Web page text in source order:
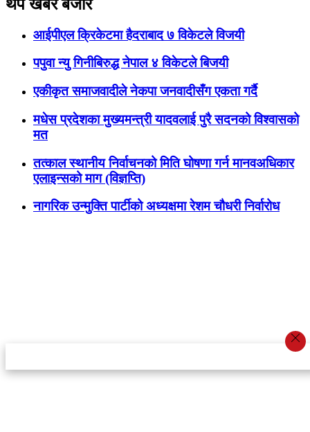
थप खबर बजार
आईपीएल क्रिकेटमा हैदराबाद ७ विकेटले विजयी
पपुवा न्यु गिनीबिरुद्ध नेपाल ४ विकेटले बिजयी
एकीकृत समाजवादीले नेकपा जनवादीसँग एकता गर्दै
मधेस प्रदेशका मुख्यमन्त्री यादवलाई पुरै सदनको विश्वासको
मत
तत्काल स्थानीय निर्वाचनको मिति घोषणा गर्न मानवअधिकार
एलाइन्सको माग (विज्ञप्ति)
नागरिक उन्मुक्ति पार्टीको अध्यक्षमा रेशम चौधरी निर्वारोध